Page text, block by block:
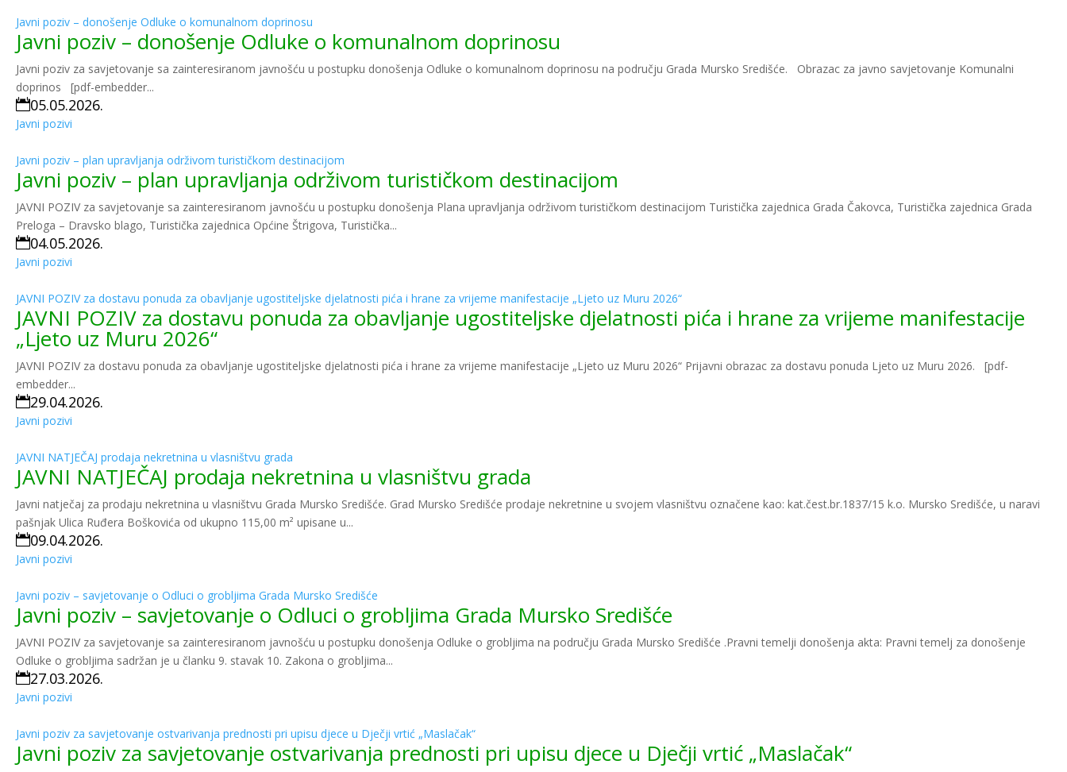
Javni poziv – donošenje Odluke o komunalnom doprinosu
Javni poziv – donošenje Odluke o komunalnom doprinosu
Javni poziv za savjetovanje sa zainteresiranom javnošću u postupku donošenja Odluke o komunalnom doprinosu na području Grada Mursko Središće. Obrazac za javno savjetovanje Komunalni
doprinos [pdf-embedder...
05.05.2026.
Javni pozivi
Javni poziv – plan upravljanja održivom turističkom destinacijom
Javni poziv – plan upravljanja održivom turističkom destinacijom
JAVNI POZIV za savjetovanje sa zainteresiranom javnošću u postupku donošenja Plana upravljanja održivom turističkom destinacijom Turistička zajednica Grada Čakovca, Turistička zajednica Grada
Preloga – Dravsko blago, Turistička zajednica Općine Štrigova, Turistička...
04.05.2026.
Javni pozivi
JAVNI POZIV za dostavu ponuda za obavljanje ugostiteljske djelatnosti pića i hrane za vrijeme manifestacije „Ljeto uz Muru 2026“
JAVNI POZIV za dostavu ponuda za obavljanje ugostiteljske djelatnosti pića i hrane za vrijeme manifestacije
„Ljeto uz Muru 2026“
JAVNI POZIV za dostavu ponuda za obavljanje ugostiteljske djelatnosti pića i hrane za vrijeme manifestacije „Ljeto uz Muru 2026“ Prijavni obrazac za dostavu ponuda Ljeto uz Muru 2026. [pdf-
embedder...
29.04.2026.
Javni pozivi
JAVNI NATJEČAJ prodaja nekretnina u vlasništvu grada
JAVNI NATJEČAJ prodaja nekretnina u vlasništvu grada
Javni natječaj za prodaju nekretnina u vlasništvu Grada Mursko Središće. Grad Mursko Središće prodaje nekretnine u svojem vlasništvu označene kao: kat.čest.br.1837/15 k.o. Mursko Središće, u naravi
pašnjak Ulica Ruđera Boškovića od ukupno 115,00 m² upisane u...
09.04.2026.
Javni pozivi
Javni poziv – savjetovanje o Odluci o grobljima Grada Mursko Središće
Javni poziv – savjetovanje o Odluci o grobljima Grada Mursko Središće
JAVNI POZIV za savjetovanje sa zainteresiranom javnošću u postupku donošenja Odluke o grobljima na području Grada Mursko Središće .Pravni temelji donošenja akta: Pravni temelj za donošenje
Odluke o grobljima sadržan je u članku 9. stavak 10. Zakona o grobljima...
27.03.2026.
Javni pozivi
Javni poziv za savjetovanje ostvarivanja prednosti pri upisu djece u Dječji vrtić „Maslačak“
Javni poziv za savjetovanje ostvarivanja prednosti pri upisu djece u Dječji vrtić „Maslačak“